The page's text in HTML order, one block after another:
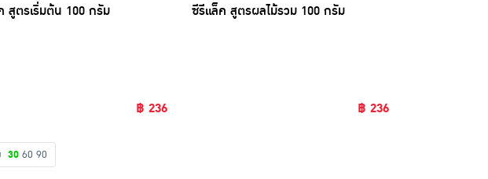
สูตรเริ่มต้น 100 กรัม
฿ 236
ซีรีแล็ค สูตรผลไม้รวม 100 กรัม
฿ 236
30 60 90